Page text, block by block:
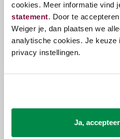
cookies. Meer informatie vind
statement. Door te
Weiger je, dan plaatsen we
analytische cookies. Je keuze
privacy instellingen.
Ja,
Eastborn Topdekmatras
€475,00